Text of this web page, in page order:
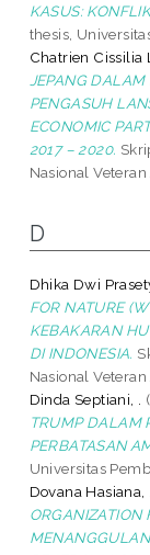
KASUS:
thesis,
Chatrien Cissilia
JEPANG
PENGASUH
ECONOMIC
2017 – 2020.
Nasional Veteran
D
Dhika Dwi
FOR NATURE
KEBAKARAN
DI INDONESIA.
Nasional Veteran
Dinda Septiani, .
TRUMP DALAM
PERBATASAN
Universitas
Dovana Hasiana, .
ORGANIZATION